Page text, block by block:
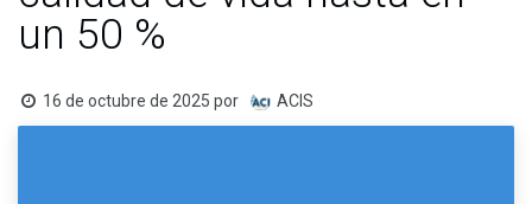
un 50 %
16 de octubre de 2025 por ACIS